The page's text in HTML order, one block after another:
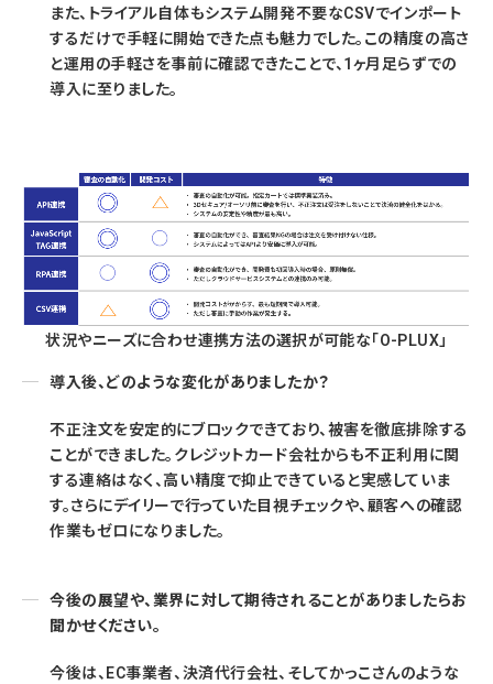
また、トライアル自体もシステム開発不要なCSVでインポート
するだけで手軽に開始できた点も魅力でした。この精度の高さ
と運用の手軽さを事前に確認できたことで、1ヶ月足らずでの
導入に至りました。
状況やニーズに合わせ連携方法の選択が可能な「O-PLUX」
導入後、どのような変化がありましたか？
不正注文を安定的にブロックできており、被害を徹底排除する
ことができました。クレジットカード会社からも不正利用に関
する連絡はなく、高い精度で抑止できていると実感していま
す。さらにデイリーで行っていた目視チェックや、顧客への確認
作業もゼロになりました。
今後の展望や、業界に対して期待されることがありましたらお
聞かせください。
今後は、EC事業者、決済代行会社、そしてかっこさんのような